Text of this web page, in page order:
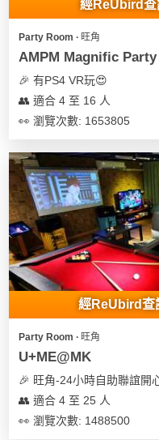
經ReUbird查
Party Room ∙ 旺角
AMPM Magnific Party
🎉 有PS4 VR玩😍
👥 適合 4 至 16 人
👀 瀏覽次數: 1653805
經ReUbird查
Party Room ∙ 旺角
U+ME@MK
🎉 旺角-24小時自助聯誼開
👥 適合 4 至 25 人
👀 瀏覽次數: 1488500